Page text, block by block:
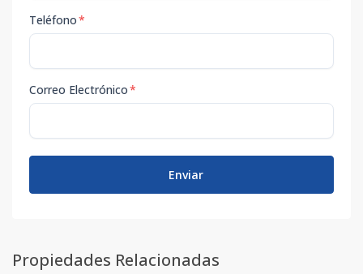
Teléfono*
Correo Electrónico*
Enviar
Propiedades Relacionadas